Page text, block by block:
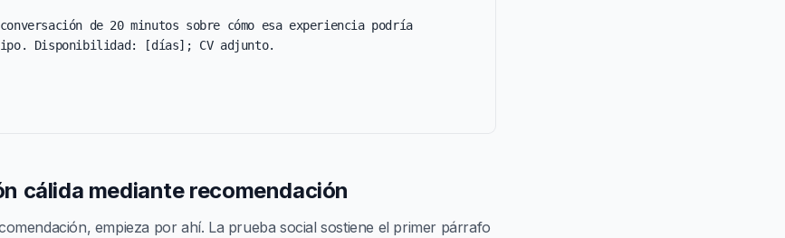
de 20 minutos sobre cómo esa experiencia podría
Disponibilidad: [días]; CV adjunto.
cálida mediante recomendación
empieza por ahí. La prueba social sostiene el primer párrafo